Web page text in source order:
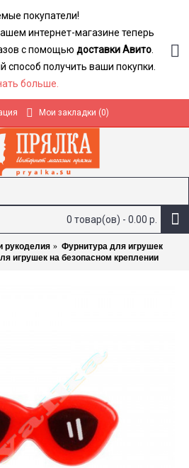
покупатели!
интернет-магазине теперь
с помощью доставки Авито
получить ваши покупки.
больше.
Мои закладки (0)
0 товар(ов) - 0.00 р.
рукоделия
Фурнитура для игрушек
игрушек на безопасном креплении